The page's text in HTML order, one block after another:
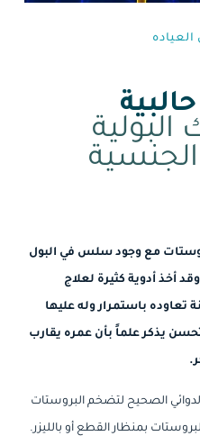
مع وجود سلس في البول
أخذ أدوية كثيرة لعلاج
تعاوده باستمرار وله عليها
تحسن يذكر علماً بأن عمره يقارب
الصحيح لتضخم البروستات
بمنظار القطع أو بالليزر.